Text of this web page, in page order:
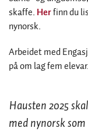
skaffe. Herfinn du
nynorsk.
Arbeidet med
på om lag fem elevar.
Hausten 2025
med nynorsk